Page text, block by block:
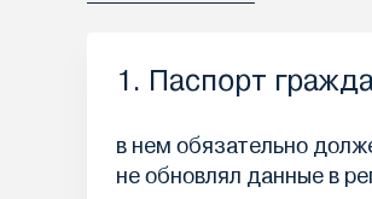
1. Паспорт
в нем обязательно
не обновлял данные в